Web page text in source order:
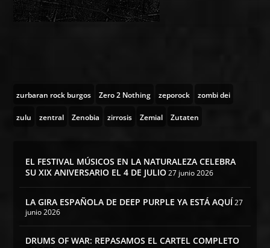
zurbaran rock burgos Zero 2 Nothing zeporock zombi dei
zulu zentral Zenobia zirrosis Zemial Zutaten
EL FESTIVAL MÚSICOS EN LA NATURALEZA CELEBRA
SU XIX ANIVERSARIO EL 4 DE JULIO 27 junio 2026
LA GIRA ESPAÑOLA DE DEEP PURPLE YA ESTÁ AQUÍ 27
junio 2026
DRUMS OF WAR: REPASAMOS EL CARTEL COMPLETO